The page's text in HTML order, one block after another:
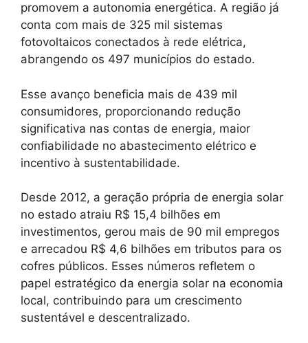
promovem a autonomia energética. A região já
conta com mais de 325 mil sistemas
fotovoltaicos conectados à rede elétrica,
abrangendo os 497 municípios do estado.
Esse avanço beneficia mais de 439 mil
consumidores, proporcionando redução
significativa nas contas de energia, maior
confiabilidade no abastecimento elétrico e
incentivo à sustentabilidade.
Desde 2012, a geração própria de energia solar
no estado atraiu R$ 15,4 bilhões em
investimentos, gerou mais de 90 mil empregos
e arrecadou R$ 4,6 bilhões em tributos para os
cofres públicos. Esses números refletem o
papel estratégico da energia solar na economia
local, contribuindo para um crescimento
sustentável e descentralizado.